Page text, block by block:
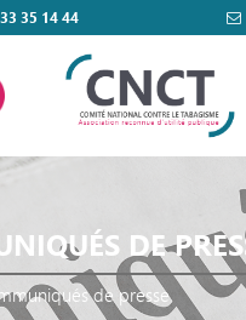
35 14 44
DE
de presse